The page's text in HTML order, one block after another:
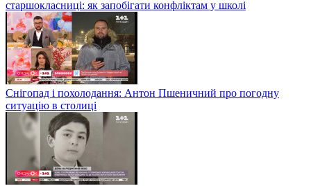
старшокласниці: як запобігати конфліктам у школі
Снігопад і похолодання: Антон Пшеничний про погодну
ситуацію в столиці